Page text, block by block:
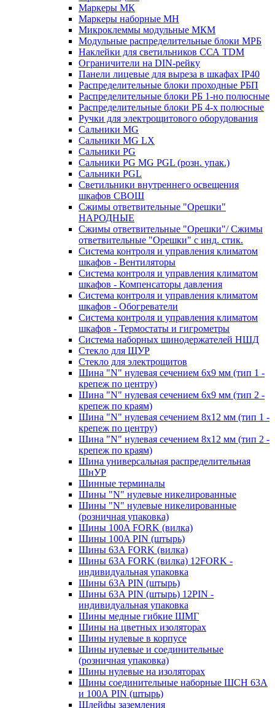
Маркеры МК
Маркеры наборные МН
Микроклеммы модульные МКМ
Модульные распределительные блоки МРБ
Наклейки для светильников ССА TDM
Ограничители на DIN-рейку
Панели лицевые для выреза в шкафах IP40
Распределительные блоки проходные РБП
Распределительные блоки РБ 1-но полюсные
Распределительные блоки РБ 4-х полюсные
Ручки для электрощитового оборудования
Сальники MG
Сальники MG LX
Сальники PG
Сальники PG MG PGL (розн. упак.)
Сальники PGL
Светильники внутреннего освещения
шкафов СВОШ
Сжимы ответвительные "Орешки"
НАРОДНЫЕ
Сжимы ответвительные "Орешки"/ Сжимы
ответвительные "Орешки" с инд. стик.
Система контроля и управления климатом
шкафов - Вентиляторы
Система контроля и управления климатом
шкафов - Компенсаторы давления
Система контроля и управления климатом
шкафов - Обогреватели
Система контроля и управления климатом
шкафов - Термостаты и гигрометры
Система наборных шинодержателей НШД
Стекло для ЩУР
Стекло для электрощитов
Шина "N" нулевая сечением 6х9 мм (тип 1 -
крепеж по центру)
Шина "N" нулевая сечением 6х9 мм (тип 2 -
крепеж по краям)
Шина "N" нулевая сечением 8х12 мм (тип 1 -
крепеж по центру)
Шина "N" нулевая сечением 8х12 мм (тип 2 -
крепеж по краям)
Шина универсальная распределительная
ШнУР
Шинные терминалы
Шины "N" нулевые никелированные
Шины "N" нулевые никелированные
(розничная упаковка)
Шины 100A FORK (вилка)
Шины 100A PIN (штырь)
Шины 63A FORK (вилка)
Шины 63A FORK (вилка) 12FORK -
индивидуальная упаковка
Шины 63A PIN (штырь)
Шины 63A PIN (штырь) 12PIN -
индивидуальная упаковка
Шины медные гибкие ШМГ
Шины на цветных изоляторах
Шины нулевые в корпусе
Шины нулевые и соединительные
(розничная упаковка)
Шины нулевые на изоляторах
Шины соединительные наборные ШСН 63A
и 100А PIN (штырь)
Шлейфы заземления